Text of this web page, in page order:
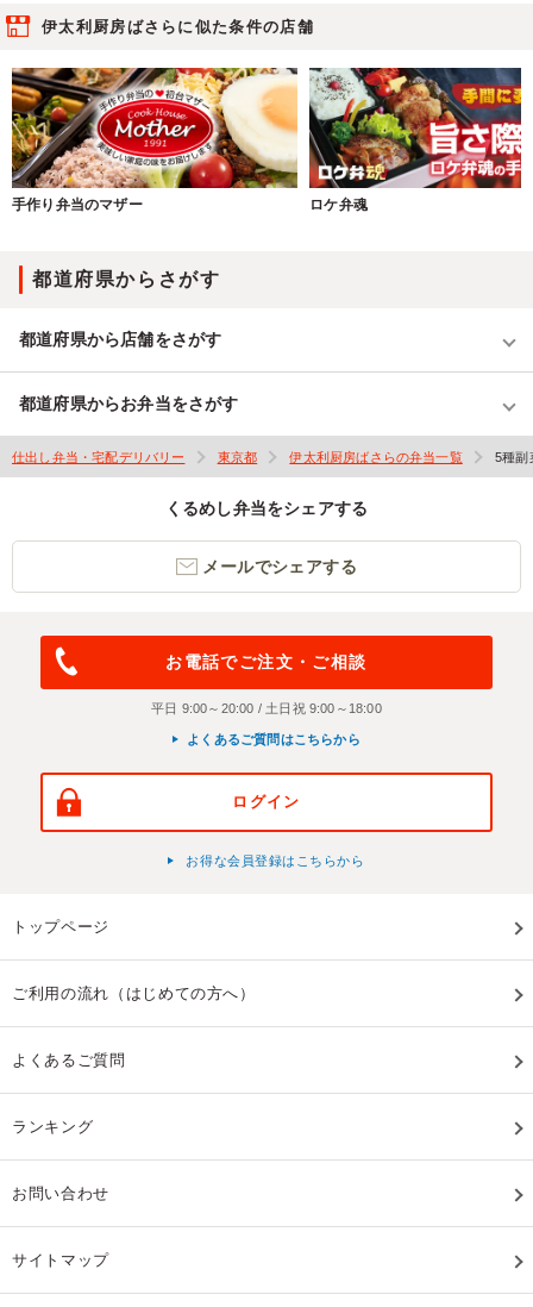
伊太利厨房ばさらに似た条件の店舗
手作り弁当のマザー ロケ弁魂
都道府県からさがす
都道府県から店舗をさがす
都道府県からお弁当をさがす
仕出し弁当・宅配デリバリー 東京都 伊太利厨房ばさらの弁当一覧 5種副
くるめし弁当をシェアする
メールでシェアする
お電話でご注文・ご相談
平日 9:00～20:00 / 土日祝 9:00～18:00
よくあるご質問はこちらから
ログイン
お得な会員登録はこちらから
トップページ
ご利用の流れ（はじめての方へ）
よくあるご質問
ランキング
お問い合わせ
サイトマップ